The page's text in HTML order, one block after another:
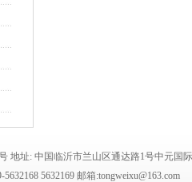
地址: 中国临沂市兰山区通达路1号中元国
5632169 邮箱:tongweixu@163.com